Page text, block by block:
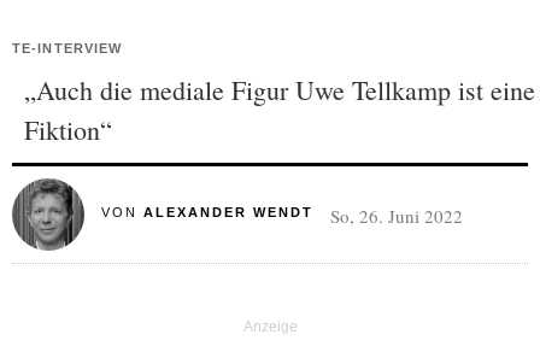
TE-INTERVIEW
„Auch die mediale Figur Uwe Tellkamp ist eine
Fiktion“
VON ALEXANDER WENDT So, 26. Juni 2022